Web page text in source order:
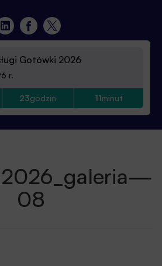
Gotówki 2026
r.
23godzin 11minut
08